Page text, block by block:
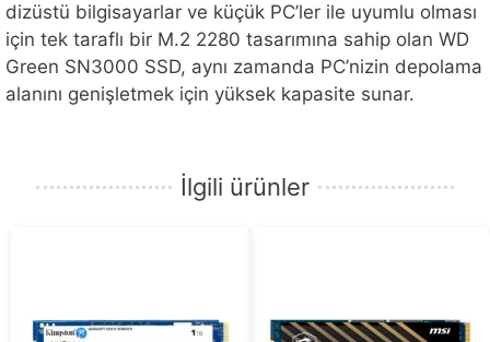
dizüstü bilgisayarlar ve küçük PC’ler ile uyumlu olması
için tek taraflı bir M.2 2280 tasarımına sahip olan WD
Green SN3000 SSD, aynı zamanda PC’nizin depolama
alanını genişletmek için yüksek kapasite sunar.
İlgili ürünler